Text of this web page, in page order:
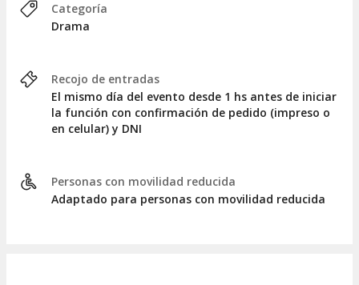
Categoría
Drama
Recojo de entradas
El mismo día del evento desde 1 hs antes de iniciar
la función con confirmación de pedido (impreso o
en celular) y DNI
Personas con movilidad reducida
Adaptado para personas con movilidad reducida